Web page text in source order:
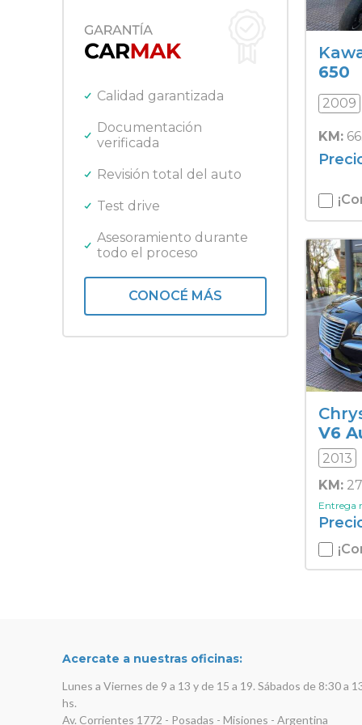
Ford
Gilera
Honda
Jeep
Kawasaki
Lifan
Nissan
Peugeot
Quicksilver
Renault
Royal Enfield
Triumph
Calidad garantizada
Documentación
verificada
Revisión total del auto
Test drive
Asesoramiento durante
todo el proceso
CONOCÉ MÁS
650
2009
KM:
V6
2013
KM:
Entrega
Acercate a nuestras oficinas:
Lunes a Viernes de 9 a 13 y de 15 a 19. Sábados de 8:30 a
hs.
Av. Corrientes 1772 - Posadas - Misiones - Argentina